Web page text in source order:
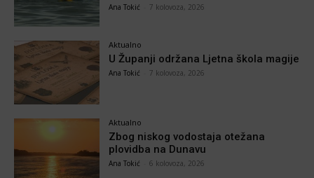
Ana Tokić 7 kolovoza, 2026
Aktualno
U Županji održana Ljetna škola magije
Ana Tokić 7 kolovoza, 2026
Aktualno
Zbog niskog vodostaja otežana
plovidba na Dunavu
Ana Tokić 6 kolovoza, 2026